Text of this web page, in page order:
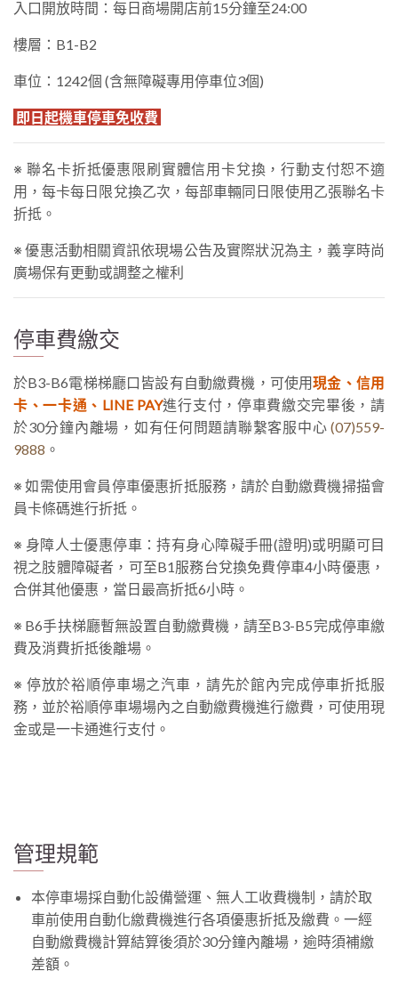
入口開放時間：每日商場開店前15分鐘至24:00
樓層：B1-B2
車位：1242個 (含無障礙專用停車位3個)
即日起機車停車免收費
※ ​​​​​​​​​​​​聯名卡折抵優惠限刷實體信用卡兌換，行動支付恕不適
用，每卡每日限兌換乙次，每部車輛同日限使用乙張聯名卡
折抵。
※ 優惠活動相關資訊依現場公告及實際狀況為主，義享時尚
廣場保有更動或調整之權利
停車費繳交
於B3-B6電梯梯廳口皆設有自動繳費機，可使用現金、信用
卡、一卡通、LINE PAY進行支付，停車費繳交完畢後，請
於30分鐘內離場，如有任何問題請聯繫客服中心 (07)559-
9888 。
※ 如需使用會員停車優惠折抵服務，請於自動繳費機掃描會
員卡條碼進行折抵。
※ 身障人士優惠停車：持有身心障礙手冊(證明)或明顯可目
視之肢體障礙者，可至B1服務台兌換免費停車4小時優惠，
合併其他優惠，當日最高折抵6小時。
※ B6手扶梯廳暫無設置自動繳費機，請至B3-B5完成停車繳
費及消費折抵後離場。
※ 停放於裕順停車場之汽車，請先於館內完成停車折抵服
務，並於裕順停車場場內之自動繳費機進行繳費，可使用現
金或是一卡通進行支付。
管理規範
本停車場採自動化設備營運、無人工收費機制，請於取
車前使用自動化繳費機進行各項優惠折抵及繳費。一經
自動繳費機計算結算後須於30分鐘內離場，逾時須補繳
差額。